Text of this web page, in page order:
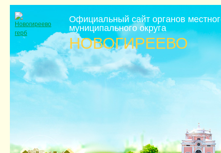
Официальный сайт органов
муниципального округа
НОВОГИРЕЕВО